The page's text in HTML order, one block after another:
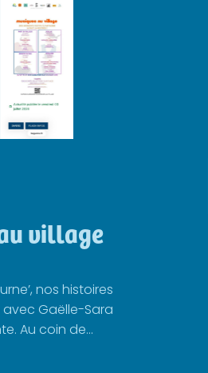
village
nos histoires
Gaëlle-Sara
Au coin de...